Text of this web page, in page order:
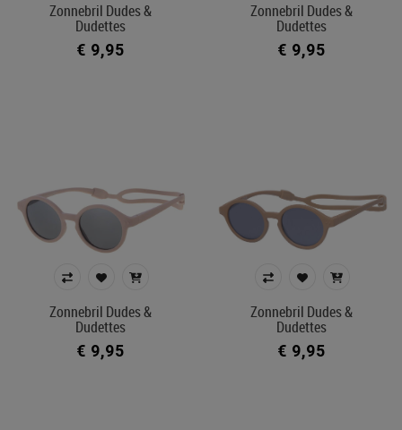
Zonnebril Dudes &
Dudettes
€ 9,95
Zonnebril Dudes &
Dudettes
€ 9,95
Zonnebril Dudes &
Dudettes
€ 9,95
Zonnebril Dudes &
Dudettes
€ 9,95